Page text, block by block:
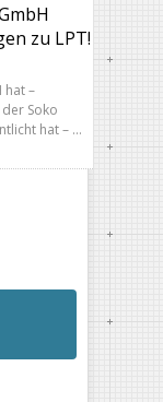
zu LPT!
hat –
Soko
hat – …